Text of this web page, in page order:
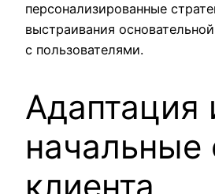
персонализированные
выстраивания
с пользователями.
Адаптация
начальные